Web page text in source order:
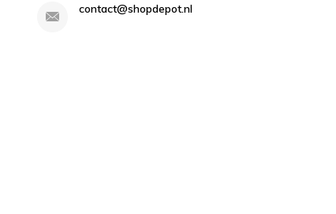
contact@shopdepot.nl